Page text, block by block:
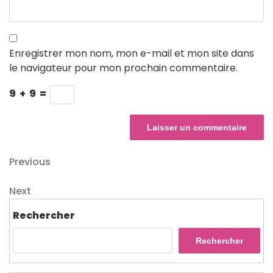
Enregistrer mon nom, mon e-mail et mon site dans
le navigateur pour mon prochain commentaire.
9 + 9 =
Navigation
de
l’article
Previous
Previous
Next
Next
Rechercher
Rechercher